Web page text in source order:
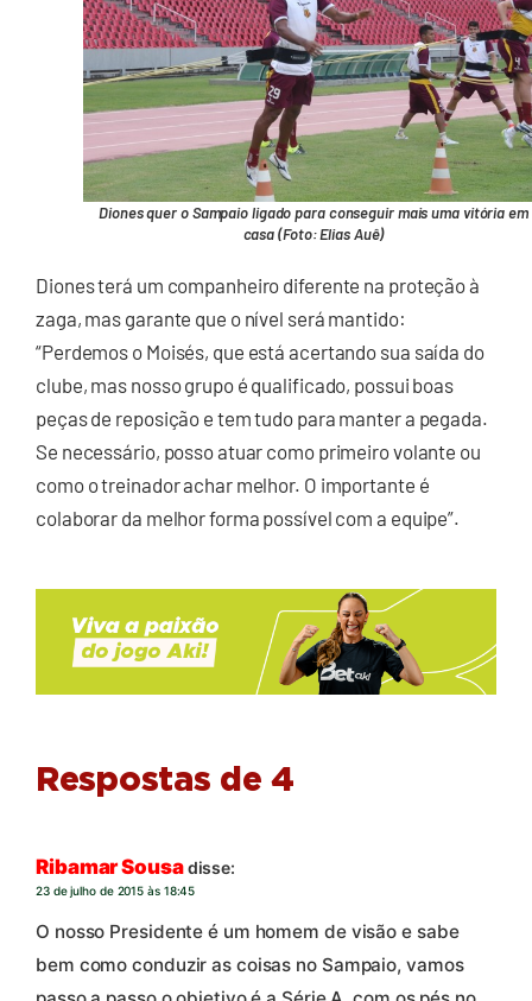
Diones quer o Sampaio ligado para conseguir mais uma vitória em
casa (Foto: Elias Auê)
Diones terá um companheiro diferente na proteção à
zaga, mas garante que o nível será mantido:
“Perdemos o Moisés, que está acertando sua saída do
clube, mas nosso grupo é qualificado, possui boas
peças de reposição e tem tudo para manter a pegada.
Se necessário, posso atuar como primeiro volante ou
como o treinador achar melhor. O importante é
colaborar da melhor forma possível com a equipe”.
Respostas de 4
Ribamar Sousadisse:
23 de julho de 2015 às 18:45
O nosso Presidente é um homem de visão e sabe
bem como conduzir as coisas no Sampaio, vamos